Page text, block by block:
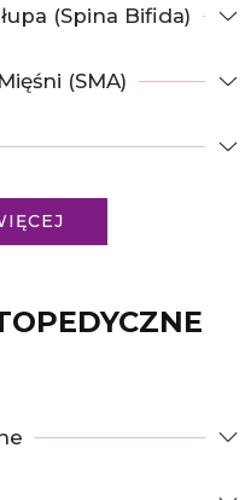
(Spina Bifida)
(SMA)